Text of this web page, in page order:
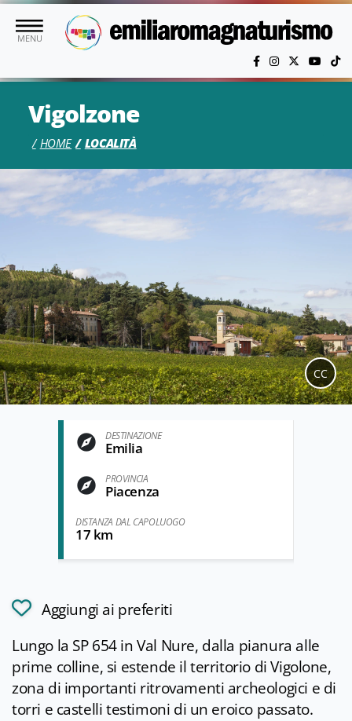
Vai al contenuto principale
MENU
Vigolzone
HOME LOCALITÀ
CC
DESTINAZIONE
Emilia
PROVINCIA
Piacenza
DISTANZA DAL CAPOLUOGO
17 km
Aggiungi ai preferiti
Lungo la SP 654 in Val Nure, dalla pianura alle
prime colline, si estende il territorio di Vigolone,
zona di importanti ritrovamenti archeologici e di
torri e castelli testimoni di un eroico passato.